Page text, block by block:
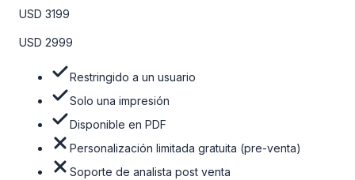
la tabla de precios a continuación.
USD 3199
USD 2999
Restringido a un usuario
Solo una impresión
Disponible en PDF
Personalización limitada gratuita (pre-venta)
Soporte de analista post venta